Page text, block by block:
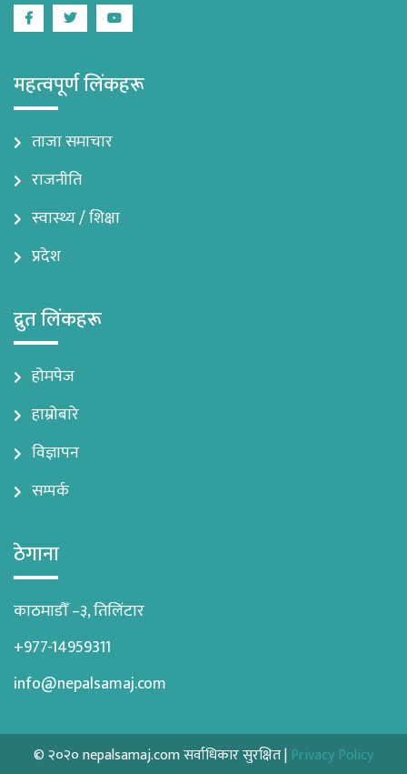
FacebookTwitterYoutube
महत्वपूर्ण लिंकहरू
ताजा समाचार
राजनीति
स्वास्थ्य / शिक्षा
प्रदेश
द्रुत लिंकहरू
होमपेज
हाम्रोबारे
विज्ञापन
सम्पर्क
ठेगाना
काठमाडौँ –३, तिलिंटार
+977-14959311
info@nepalsamaj.com
© २०२० nepalsamaj.com सर्वाधिकार सुरक्षित | Privacy Policy